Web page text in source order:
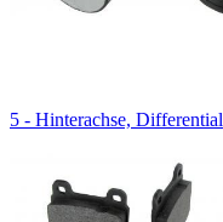
5 - Hinterachse, Differential